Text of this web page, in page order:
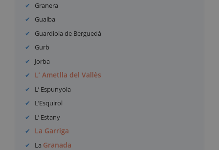
Granera
Gualba
Guardiola de Berguedà
Gurb
Jorba
L’ Ametlla del Vallès
L’ Espunyola
L’Esquirol
L’ Estany
La Garriga
La Granada